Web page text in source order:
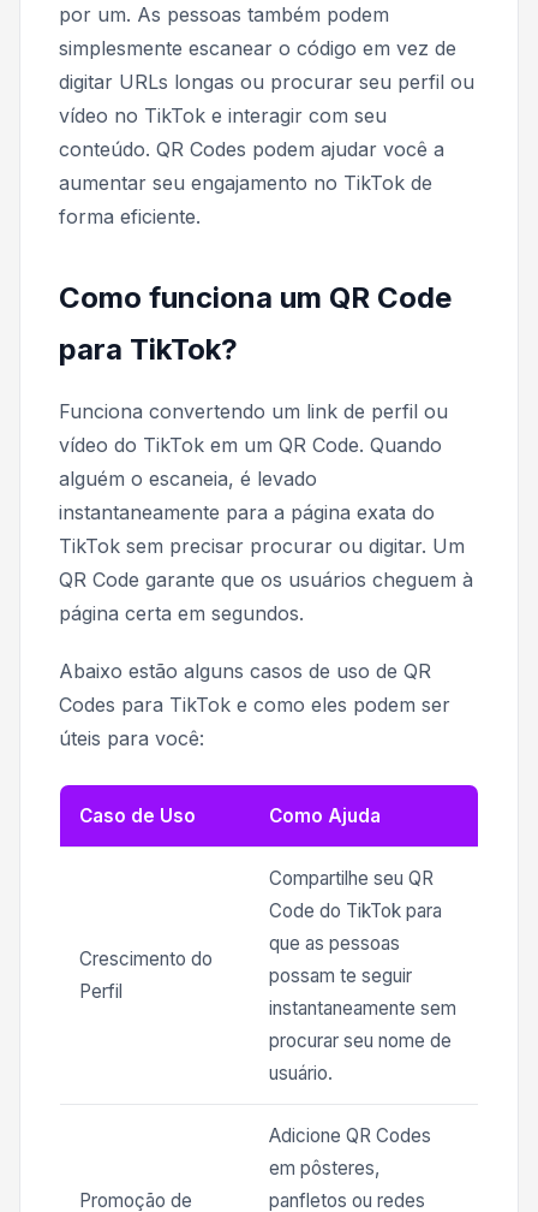
por um. As pessoas também podem
simplesmente escanear o código em vez de
digitar URLs longas ou procurar seu perfil ou
vídeo no TikTok e interagir com seu
conteúdo. QR Codes podem ajudar você a
aumentar seu engajamento no TikTok de
forma eficiente.
Como funciona um QR Code
para TikTok?
Funciona convertendo um link de perfil ou
vídeo do TikTok em um QR Code. Quando
alguém o escaneia, é levado
instantaneamente para a página exata do
TikTok sem precisar procurar ou digitar. Um
QR Code garante que os usuários cheguem à
página certa em segundos.
Abaixo estão alguns casos de uso de QR
Codes para TikTok e como eles podem ser
úteis para você:
Caso de Uso Como Ajuda
Crescimento do
Perfil
Compartilhe seu QR
Code do TikTok para
que as pessoas
possam te seguir
instantaneamente sem
procurar seu nome de
usuário.
Promoção de
Adicione QR Codes
em pôsteres,
panfletos ou redes